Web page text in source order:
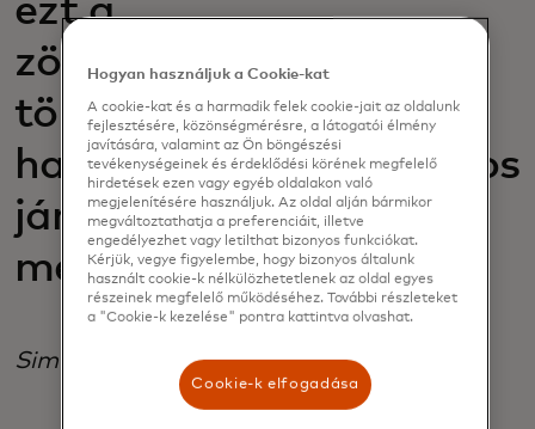
ezt a
zökkenőmentességet a
tömegközlekedéshez
hasonlóan az elektromos
járművek esetében is
megvalósítsuk."
Simon György
Hogyan használjuk a Cookie-kat
A cookie-kat és a harmadik felek cookie-jait az oldalunk
fejlesztésére, közönségmérésre, a látogatói élmény
javítására, valamint az Ön böngészési
tevékenységeinek és érdeklődési körének megfelelő
hirdetések ezen vagy egyéb oldalakon való
megjelenítésére használjuk. Az oldal alján bármikor
megváltoztathatja a preferenciáit, illetve
engedélyezhet vagy letilthat bizonyos funkciókat.
Kérjük, vegye figyelembe, hogy bizonyos általunk
használt cookie-k nélkülözhetetlenek az oldal egyes
részeinek megfelelő működéséhez. További részleteket
a "Cookie-k kezelése" pontra kattintva olvashat.
Cookie-k elfogadása